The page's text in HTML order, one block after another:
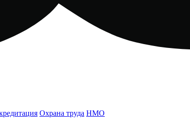
Охрана труда НМО